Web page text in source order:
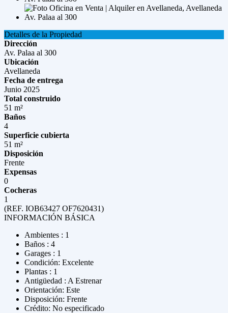
Detalles de la Propiedad
Dirección
Av. Palaa al 300
Ubicación
Avellaneda
Fecha de entrega
Junio 2025
Total construido
51 m²
Baños
4
Superficie cubierta
51 m²
Disposición
Frente
Expensas
0
Cocheras
1
(REF. IOB63427 OF7620431)
INFORMACIÓN BÁSICA
Ambientes : 1
Baños : 4
Garages : 1
Condición: Excelente
Plantas : 1
Antigüedad : A Estrenar
Orientación: Este
Disposición: Frente
Crédito: No especificado